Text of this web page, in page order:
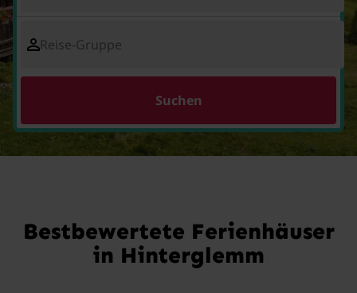
Reise-Gruppe
Suchen
Bestbewertete Ferienhäuser
in Hinterglemm